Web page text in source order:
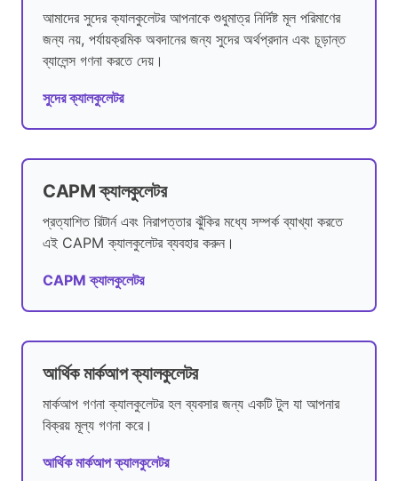
আমাদের সুদের ক্যালকুলেটর আপনাকে শুধুমাত্র নির্দিষ্ট মূল পরিমাণের
জন্য নয়, পর্যায়ক্রমিক অবদানের জন্য সুদের অর্থপ্রদান এবং চূড়ান্ত
ব্যালেন্স গণনা করতে দেয়।
সুদের ক্যালকুলেটর
CAPM ক্যালকুলেটর
প্রত্যাশিত রিটার্ন এবং নিরাপত্তার ঝুঁকির মধ্যে সম্পর্ক ব্যাখ্যা করতে
এই CAPM ক্যালকুলেটর ব্যবহার করুন।
CAPM ক্যালকুলেটর
আর্থিক মার্কআপ ক্যালকুলেটর
মার্কআপ গণনা ক্যালকুলেটর হল ব্যবসার জন্য একটি টুল যা আপনার
বিক্রয় মূল্য গণনা করে।
আর্থিক মার্কআপ ক্যালকুলেটর